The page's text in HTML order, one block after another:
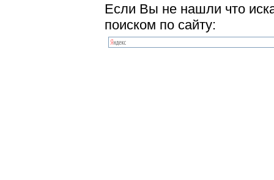
Если Вы не нашли что
поиском по сайту: